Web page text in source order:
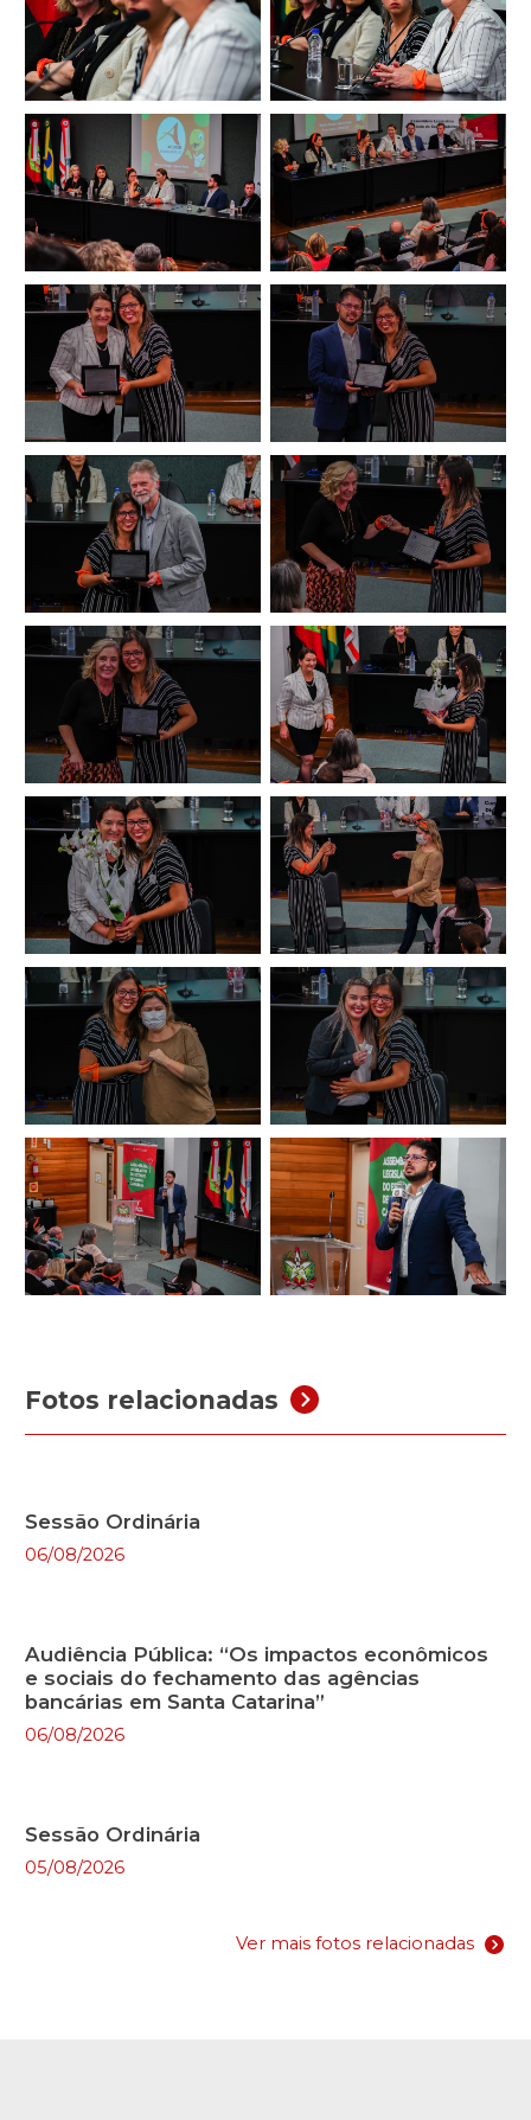
Fotos relacionadas
Sessão Ordinária
06/08/2026
Audiência Pública: “Os impactos econômicos
e sociais do fechamento das agências
bancárias em Santa Catarina”
06/08/2026
Sessão Ordinária
05/08/2026
Ver mais fotos relacionadas